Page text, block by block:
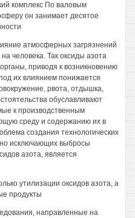
комплекс По валовым
он занимает десятое
атмосферных загрязнений
человека. Так оксиды азота
приводя к возникновению
их влиянием понижается
рвота, отдышка,
обуславливают
к производственным
среду и содержанию их в
создания технологических
исключающих выбросы
азота, является
утилизации оксидов азота, а
продукты
направленные на